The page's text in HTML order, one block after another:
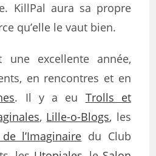
KillPal aura sa propre
qu’elle le vaut bien.
une excellente année,
en rencontres et en
. Il y a eu Trolls et
, Lille-o-Blogs, les
l’Imaginaire du Club